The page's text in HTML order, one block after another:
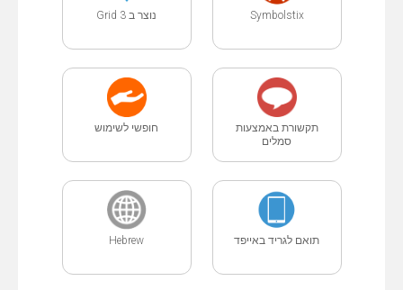
Symbolstix נוצר ב Grid 3
תקשורת באמצעות
סמלים
חופשי לשימוש
תואם לגריד באייפד Hebrew